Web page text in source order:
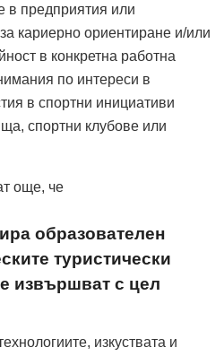
в предприятия или
кариерно ориентиране и/или
в конкретна работна
по интереси в
в спортни инициативи
спортни клубове или
още, че
образователен
туристически
извършват с цел
изкуствата и